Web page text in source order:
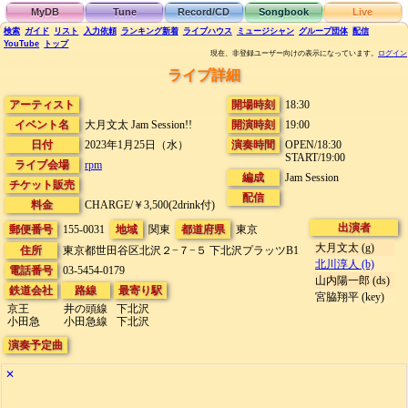
MyDB Tune Record/CD Songbook Live
検索 ガイド リスト 入力依頼 ランキング新着 ライブハウス ミュージシャン グループ団体 配信
YouTube
トップ
現在、非登録ユーザー向けの表示になっています。 ログイン
ライブ詳細
アーティスト
イベント名
大月文太 Jam Session!!
日付
2023年1月25日（水）
ライブ会場
rpm
チケット販売
料金
CHARGE/￥3,500(2drink付)
開場時刻
18:30
開演時刻
19:00
演奏時間
OPEN/18:30
START/19:00
編成
Jam Session
配信
郵便番号 155-0031 地域 関東 都道府県
東京
住所
東京都世田谷区北沢２−７−５ 下北沢プラッツB1
電話番号
03-5454-0179
鉄道会社
京王
小田急
路線
井の頭線
小田急線
最寄り駅
下北沢
下北沢
出演者
大月文太 (g)
北川淳人 (b)
山内陽一郎 (ds)
宮脇翔平 (key)
演奏予定曲
✕